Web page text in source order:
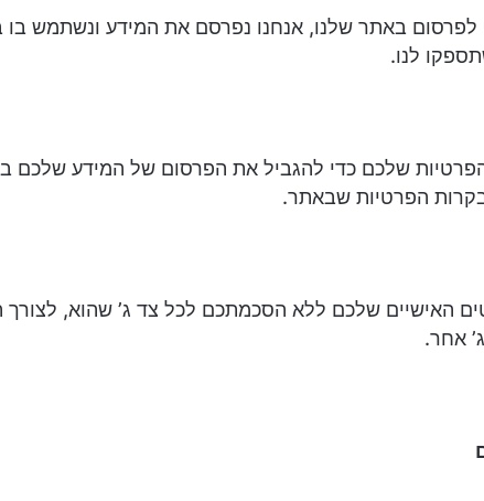
לפרסום באתר שלנו, אנחנו נפרסם את המידע ונשתמש בו
לנו.
שלכם כדי להגביל את הפרסום של המידע שלכם
בקרות הפרטיות שבאתר.
האישיים שלכם ללא הסכמתכם לכל צד ג’ שהוא, לצורך
אחר.